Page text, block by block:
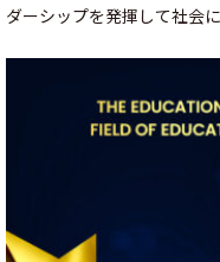
ダーシップを発揮して社会